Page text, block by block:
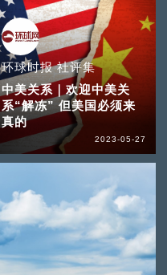
环球时报 社评集
中美关系｜欢迎中美关
系“解冻” 但美国必须来
真的
2023-05-27